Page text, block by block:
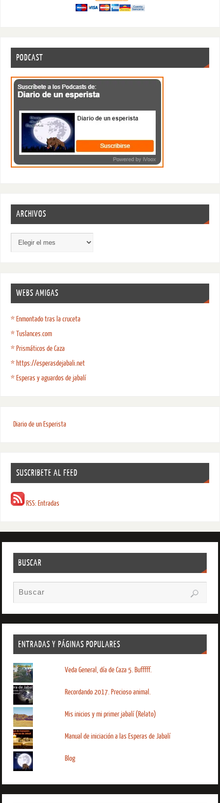
PODCAST
ARCHIVOS
WEBS AMIGAS
* Enmontado tras la cruceta
* Tuslances.com
* Prismáticos de Caza
* https://esperasdejabali.net
* Esperas y aguardos de jabalí
Diario de un Esperista
SUSCRIBETE AL FEED
RSS: Entradas
BUSCAR
ENTRADAS Y PÁGINAS POPULARES
Veda General, día de Caza 5. Bufffff.
Recordando 2017. Precioso animal.
Mis inicios y mi primer jabalí (Relato)
Manual de iniciación a las Esperas de Jabalí
Blog